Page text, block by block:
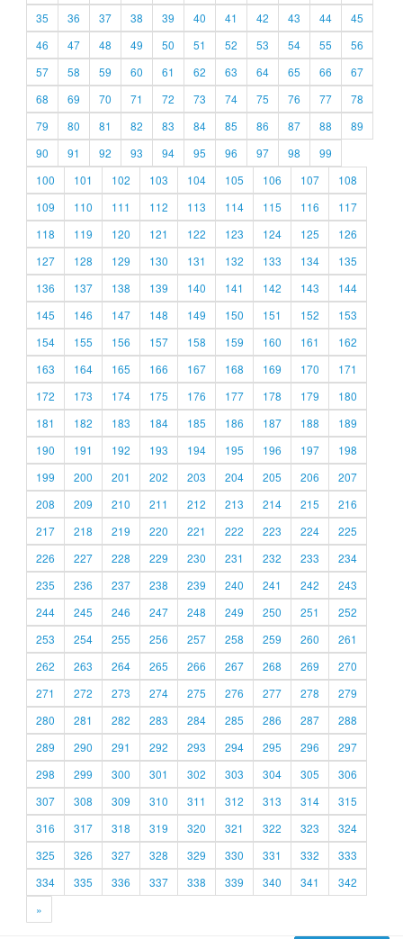
35
36 37 38 39 40 41 42 43 44
45
46
47 48 49 50 51 52 53 54 55
56
57
58 59 60 61 62 63 64 65 66
67
68
69 70 71 72 73 74 75 76 77
78
79
80 81 82 83 84 85 86 87 88
89
90
91 92 93 94 95 96 97 98
99
100
101 102 103 104 105 106 107
108
109
110 111 112 113 114 115 116
117
118
119 120 121 122 123 124 125
126
127
128 129 130 131 132 133 134
135
136
137 138 139 140 141 142 143
144
145
146 147 148 149 150 151 152
153
154
155 156 157 158 159 160 161
162
163
164 165 166 167 168 169 170
171
172
173 174 175 176 177 178 179
180
181
182 183 184 185 186 187 188
189
190
191 192 193 194 195 196 197
198
199
200 201 202 203 204 205 206
207
208
209 210 211 212 213 214 215
216
217
218 219 220 221 222 223 224
225
226
227 228 229 230 231 232 233
234
235
236 237 238 239 240 241 242
243
244
245 246 247 248 249 250 251
252
253
254 255 256 257 258 259 260
261
262
263 264 265 266 267 268 269
270
271
272 273 274 275 276 277 278
279
280
281 282 283 284 285 286 287
288
289
290 291 292 293 294 295 296
297
298
299 300 301 302 303 304 305
306
307
308 309 310 311 312 313 314
315
316
317 318 319 320 321 322 323
324
325
326 327 328 329 330 331 332
333
334
335 336 337 338 339 340 341
342
»